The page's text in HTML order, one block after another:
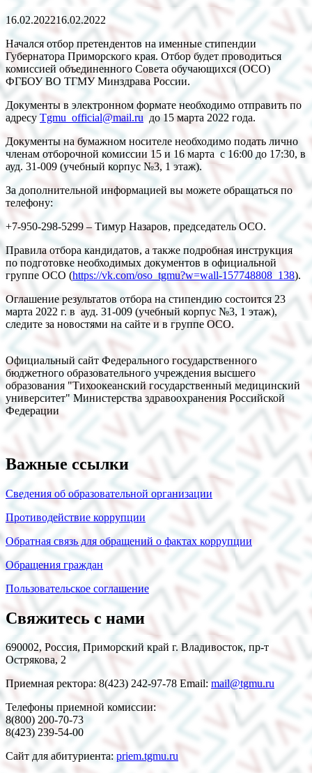
16.02.202216.02.2022
Начался отбор претендентов на именные стипендии
Губернатора Приморского края. Отбор будет проводиться
комиссией объединенного Совета обучающихся (ОСО)
ФГБОУ ВО ТГМУ Минздрава России.
Документы в электронном формате необходимо отправить по
адресу Tgmu_official@mail.ru до 15 марта 2022 года.
Документы на бумажном носителе необходимо подать лично
членам отборочной комиссии 15 и 16 марта с 16:00 до 17:30, в
ауд. 31-009 (учебный корпус №3, 1 этаж).
За дополнительной информацией вы можете обращаться по
телефону:
+7-950-298-5299 – Тимур Назаров, председатель ОСО.
Правила отбора кандидатов, а также подробная инструкция
по подготовке необходимых документов в официальной
группе ОСО (https://vk.com/oso_tgmu?w=wall-157748808_138).
Оглашение результатов отбора на стипендию состоится 23
марта 2022 г. в ауд. 31-009 (учебный корпус №3, 1 этаж),
следите за новостями на сайте и в группе ОСО.
Официальный сайт Федерального государственного
бюджетного образовательного учреждения высшего
образования "Тихоокеанский государственный медицинский
университет" Министерства здравоохранения Российской
Федерации
Важные ссылки
Сведения об образовательной организации
Противодействие коррупции
Обратная связь для обращений о фактах коррупции
Обращения граждан
Пользовательское соглашение
Свяжитесь с нами
690002, Россия, Приморский край г. Владивосток, пр-т
Острякова, 2
Приемная ректора: 8(423) 242-97-78 Email:mail@tgmu.ru
Телефоны приемной комиссии:
8(800) 200-70-73
8(423) 239-54-00
Сайт для абитуриента: priem.tgmu.ru